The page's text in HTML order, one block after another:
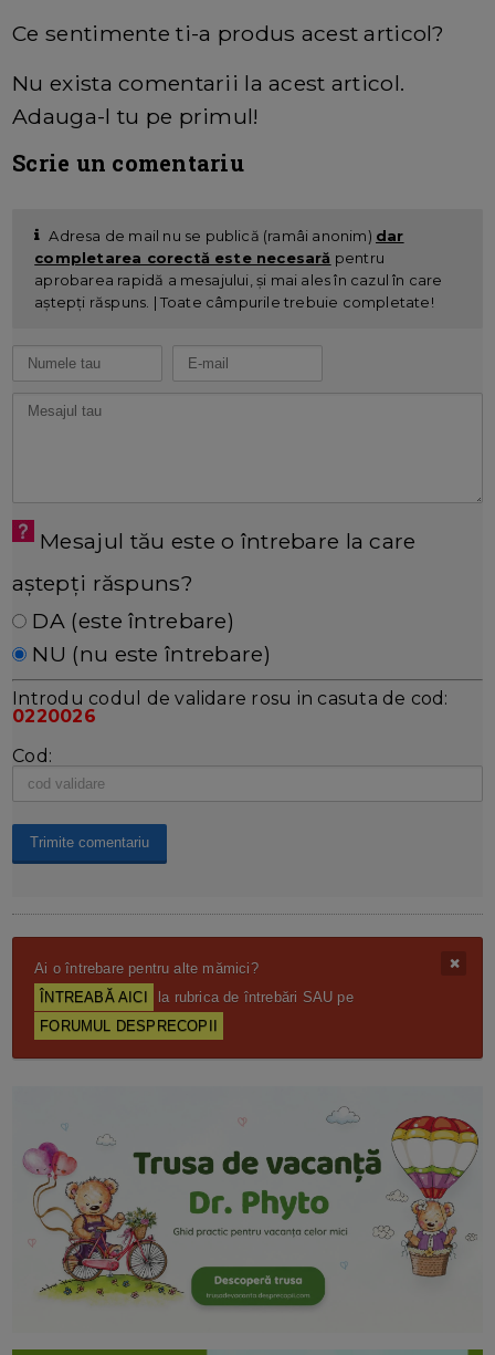
Ce sentimente ti-a produs acest articol?
Nu exista comentarii la acest articol.
Adauga-l tu pe primul!
Scrie un comentariu
Adresa de mail nu se publică (ramâi anonim) dar
completarea corectă este necesară pentru
aprobarea rapidă a mesajului, și mai ales în cazul în care
aștepți răspuns. | Toate câmpurile trebuie completate!
Mesajul tău este o întrebare la care
aștepți răspuns?
DA (este întrebare)
NU (nu este întrebare)
Introdu codul de validare rosu in casuta de cod:
0220026
Cod:
Ai o întrebare pentru alte mămici?
ÎNTREABĂ AICI
la rubrica de întrebări SAU pe
FORUMUL DESPRECOPII